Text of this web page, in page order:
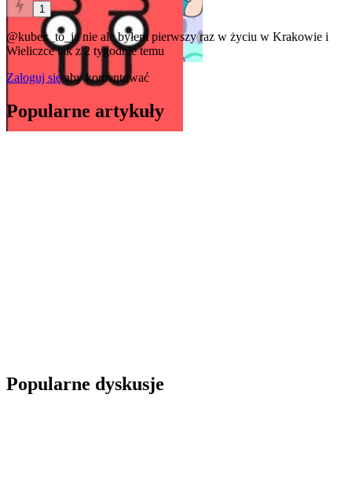
1
@kubex_to_janie ale byłem pierwszy raz w życiu w Krakowie i
Wieliczce tak z 2 tygodnie temu
Zaloguj sięaby komentować
Popularne artykuły
Popularne dyskusje